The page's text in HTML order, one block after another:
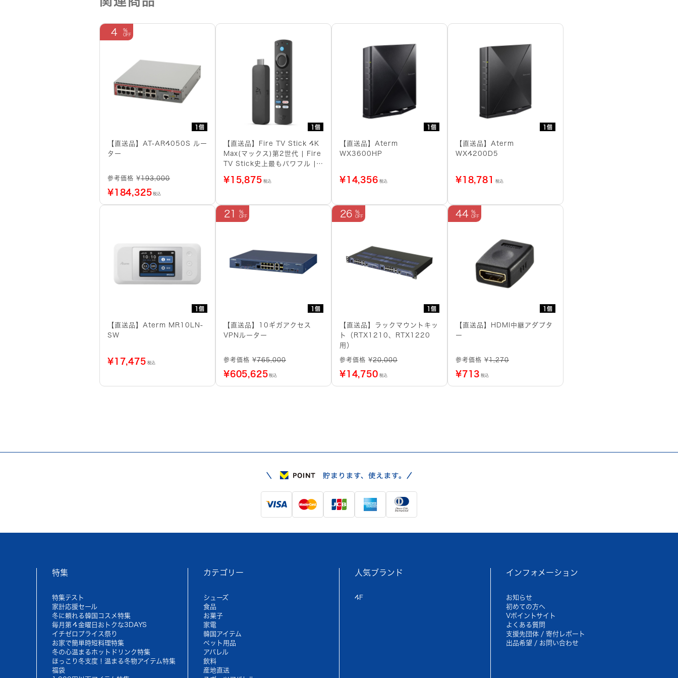
1個
4
【直送品】AT-AR4050S ルー
ター
参考価格 ¥193,000
¥184,325 税込
1個
【直送品】Fire TV Stick 4K
Max(マックス)第2世代 | Fire
TV Stick史上最もパワフル |
ヤー
¥15,875 税込
1個
【直送品】Aterm
WX3600HP
¥14,356 税込
1個
【直送品】Aterm
WX4200D5
¥18,781 税込
1個
【直送品】Aterm MR10LN-
SW
¥17,475 税込
1個
21
【直送品】10ギガアクセス
VPNルーター
参考価格 ¥765,000
¥605,625 税込
1個
26
【直送品】ラックマウントキッ
ト（RTX1210、RTX1220
用）
参考価格 ¥20,000
¥14,750 税込
1個
44
【直送品】HDMI中継アダプタ
ー
参考価格 ¥1,270
¥713 税込
特集
特集テスト
家計応援セール
冬に頼れる韓国コスメ特集
毎月第４金曜日おトクな3DAYS
イチゼロプライス祭り
お家で簡単時短料理特集
冬の心温まるホットドリンク特集
ほっこり冬支度！温まる冬物アイテム特集
福袋
カテゴリー
シューズ
食品
お菓子
家電
韓国アイテム
ペット用品
アパレル
飲料
産地直送
人気ブランド
4F
インフォメーション
お知らせ
初めての方へ
Vポイントサイト
よくある質問
支援先団体 / 寄付レポート
出品希望 / お問い合わせ